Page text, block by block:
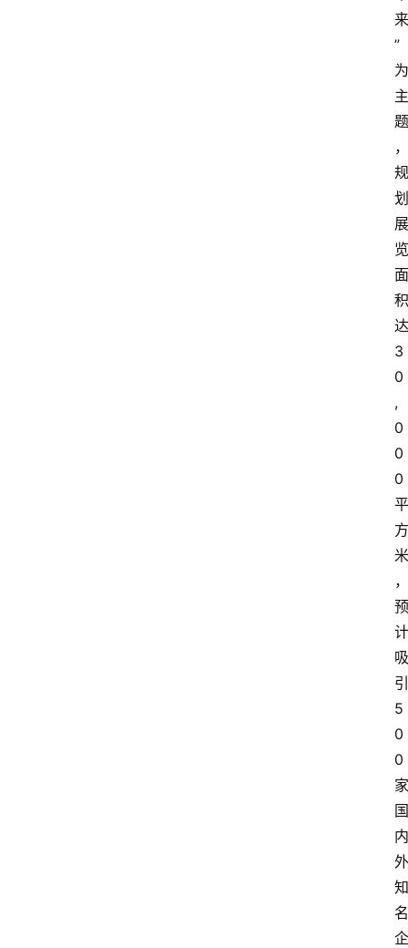
来
”
为
主
题
，
规
划
展
览
面
积
达
3
0
,
0
0
0
平
方
米
，
预
计
吸
引
5
0
0
家
国
内
外
知
名
企